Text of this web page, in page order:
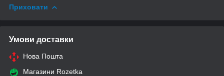
Приховати
Умови доставки
Нова Пошта
Магазини Rozetka